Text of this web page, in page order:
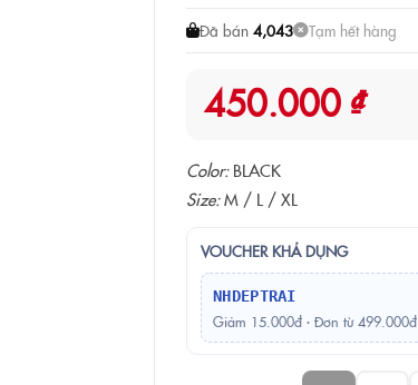
Đã bán 4,043 Tạm hết hàng
450.000 ₫
Color:BLACK
Size:M / L / XL
VOUCHER KHẢ DỤNG
NHDEPTRAI
Giảm 15.000đ · Đơn từ 499.000đ